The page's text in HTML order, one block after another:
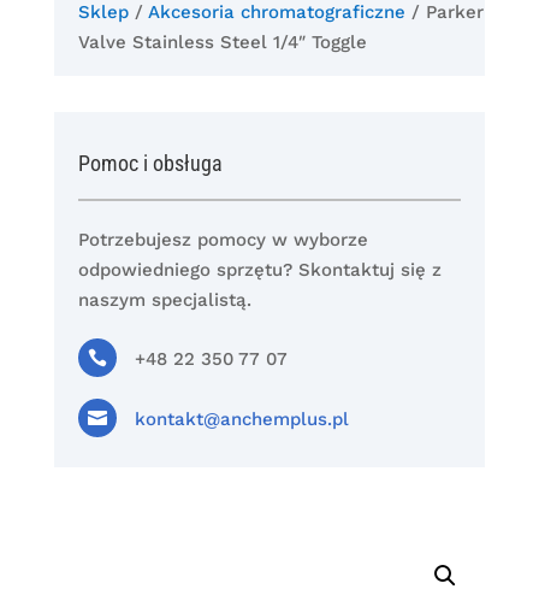
Sklep/ Akcesoria chromatograficzne / Parker
Valve Stainless Steel 1/4″ Toggle
Pomoc i obsługa
Potrzebujesz pomocy w wyborze
odpowiedniego sprzętu? Skontaktuj się z
naszym specjalistą.
 +48 22 350 77 07
 kontakt@anchemplus.pl